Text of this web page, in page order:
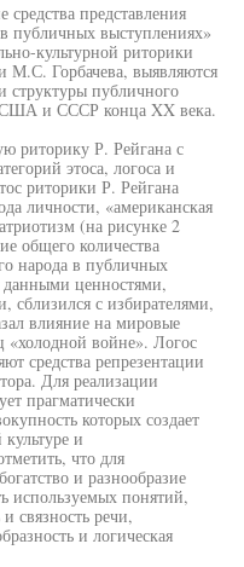
средства представления
публичных выступлениях»
культурной риторики
М.С. Горбачева, выявляются
структуры публичного
США и СССР конца XX века.
риторику Р. Рейгана с
этоса, логоса и
риторики Р. Рейгана
личности, «американская
(на рисунке 2
общего количества
народа в публичных
ценностями,
сблизился с избирателями,
влияние на мировые
войне». Логос
средства репрезентации
Для реализации
прагматически
которых создает
и
что для
и разнообразие
используемых понятий,
связность речи,
и логическая